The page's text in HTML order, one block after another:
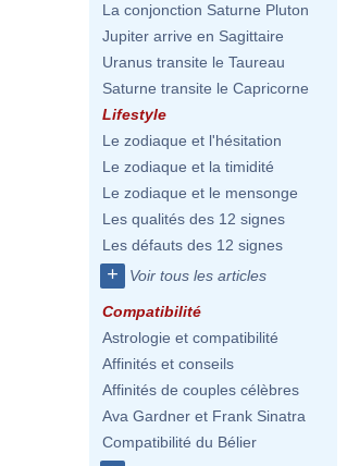
La conjonction Saturne Pluton
Jupiter arrive en Sagittaire
Uranus transite le Taureau
Saturne transite le Capricorne
Lifestyle
Le zodiaque et l'hésitation
Le zodiaque et la timidité
Le zodiaque et le mensonge
Les qualités des 12 signes
Les défauts des 12 signes
+ Voir tous les articles
Compatibilité
Astrologie et compatibilité
Affinités et conseils
Affinités de couples célèbres
Ava Gardner et Frank Sinatra
Compatibilité du Bélier